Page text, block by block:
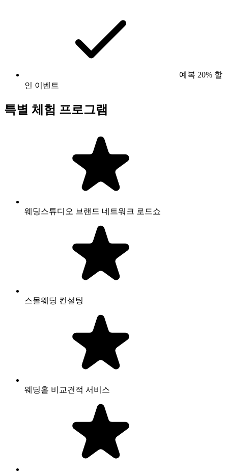
예복 20% 할
인 이벤트
특별 체험 프로그램
웨딩스튜디오 브랜드 네트워크 로드쇼
스몰웨딩 컨설팅
웨딩홀 비교견적 서비스